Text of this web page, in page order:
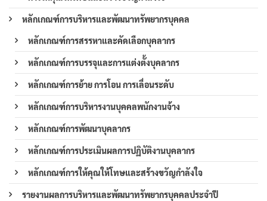
หลักเกณฑ์การบริหารและพัฒนาทรัพยากรบุคคล
หลักเกณฑ์การสรรหาและคัดเลือกบุคลากร
หลักเกณฑ์การบรรจุและการแต่งตั้งบุคลากร
หลักเกณฑ์การย้าย การโอน การเลื่อนระดับ
หลักเกณฑ์การบริหารงานบุคคลพนักงานจ้าง
หลักเกณฑ์การพัฒนาบุคลากร
หลักเกณฑ์การประเมินผลการปฏิบัติงานบุคลากร
หลักเกณฑ์การให้คุณให้โทษและสร้างขวัญกำลังใจ
รายงานผลการบริหารและพัฒนาทรัพยากรบุคคลประจำปี